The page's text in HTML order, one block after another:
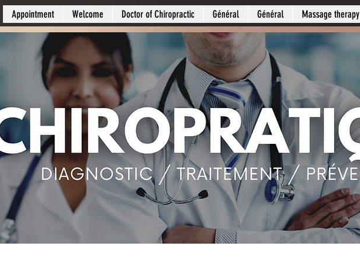
Appointment Welcome Doctor of Chiropractic Général Général Massage therapy